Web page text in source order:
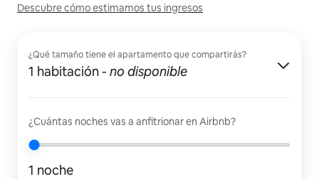
Descubre cómo estimamos tus ingresos
¿Qué tamaño tiene el apartamento que compartirás?
1 habitación- no disponible
¿Cuántas noches vas a anfitrionar en Airbnb?
1 noche